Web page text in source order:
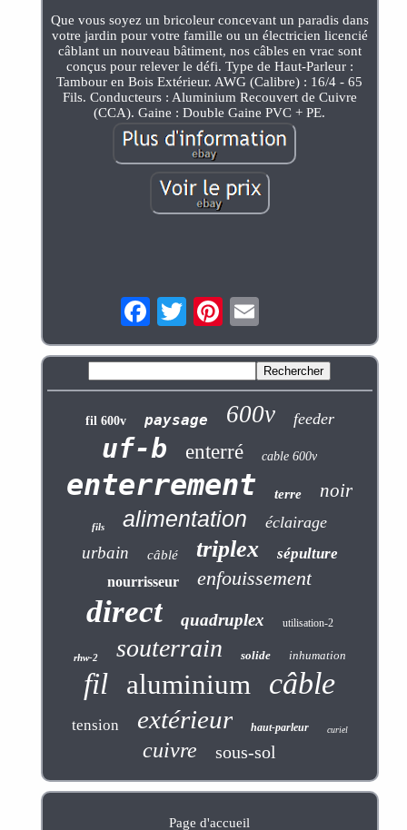
Que vous soyez un bricoleur concevant un paradis dans
votre jardin pour votre famille ou un électricien licencié
câblant un nouveau bâtiment, nos câbles en vrac sont
conçus pour relever le défi. Type de Haut-Parleur :
Tambour en Bois Extérieur. AWG (Calibre) : 16/4 - 65
Fils. Conducteurs : Aluminium Recouvert de Cuivre
(CCA). Gaine : Double Gaine PVC + PE.
fil 600v paysage 600v feeder
uf-b enterré cable 600v
enterrement terre noir
fils alimentation éclairage
urbain câblé triplex sépulture
nourrisseur enfouissement
direct quadruplex utilisation-2
rhw-2 souterrain solide inhumation
fil aluminium câble
tension extérieur haut-parleur curiel
cuivre sous-sol
Page d'accueil